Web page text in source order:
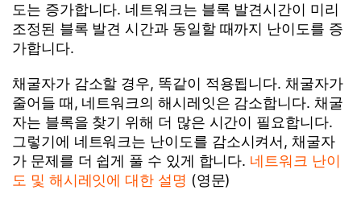
도는 증가합니다. 네트워크는 블록 발견시간이 미리
조정된 블록 발견 시간과 동일할 때까지 난이도를 증
가합니다.
채굴자가 감소할 경우, 똑같이 적용됩니다. 채굴자가
줄어들 때, 네트워크의 해시레잇은 감소합니다. 채굴
자는 블록을 찾기 위해 더 많은 시간이 필요합니다.
그렇기에 네트워크는 난이도를 감소시켜서, 채굴자
가 문제를 더 쉽게 풀 수 있게 합니다. 네트워크 난이
도 및 해시레잇에 대한 설명 (영문)